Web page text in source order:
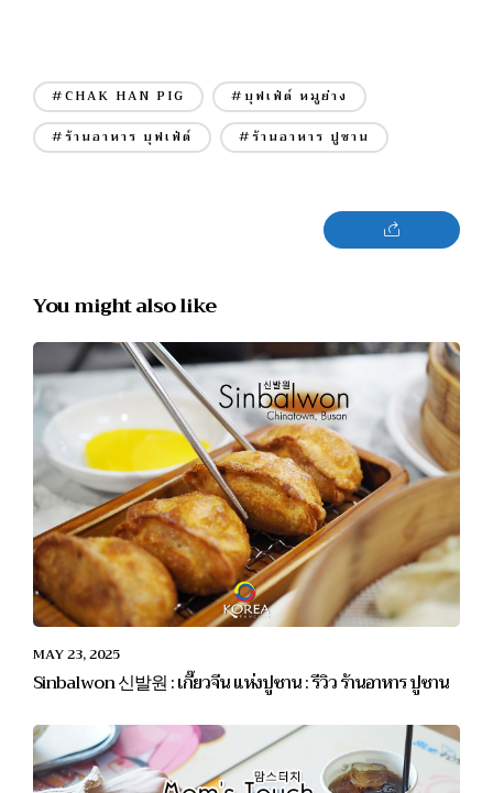
#CHAK HAN PIG
#บุฟเฟ่ต์ หมูย่าง
#ร้านอาหาร บุฟเฟ่ต์
#ร้านอาหาร ปูซาน
You might also like
MAY 23, 2025
Sinbalwon 신발원 : เกี๊ยวจีน แห่งปูซาน : รีวิว ร้านอาหาร ปูซาน